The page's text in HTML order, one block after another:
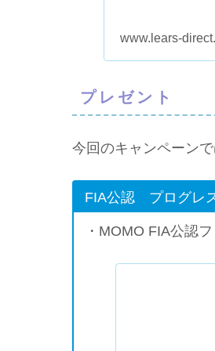
www.lears-
プレゼント
今回のキャンペーン
FIA公認 プログレ
・MOMO FIA公認